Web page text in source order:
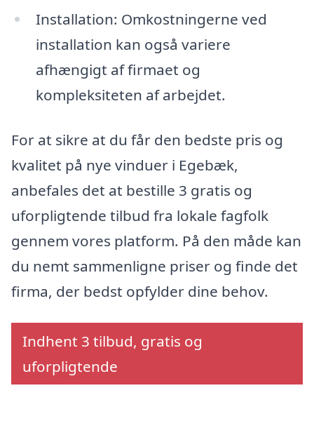
Installation: Omkostningerne ved
installation kan også variere
afhængigt af firmaet og
kompleksiteten af arbejdet.
For at sikre at du får den bedste pris og
kvalitet på nye vinduer i Egebæk,
anbefales det at bestille 3 gratis og
uforpligtende tilbud fra lokale fagfolk
gennem vores platform. På den måde kan
du nemt sammenligne priser og finde det
firma, der bedst opfylder dine behov.
Indhent 3 tilbud, gratis og
uforpligtende